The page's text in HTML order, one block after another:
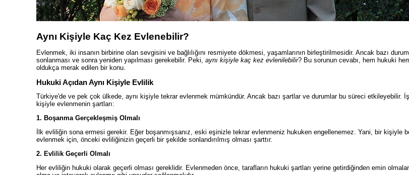
Aynı Kişiyle Kaç Kez Evlenebilir?
Evlenmek, iki insanın birbirine olan sevgisini ve bağlılığını resmiyete dökmesi, yaşamlarının birleştirilmesidir. Ancak bazı
sonlanması ve sonra yeniden yapılması gerekebilir. Peki, aynı kişiyle kaç kez evlenilebilir? Bu sorunun cevabı, hem hukuki
oldukça merak edilen bir konu.
Hukuki Açıdan Aynı Kişiyle Evlilik
Türkiye'de ve pek çok ülkede, aynı kişiyle tekrar evlenmek mümkündür. Ancak bazı şartlar ve durumlar bu süreci etkileyebilir.
kişiyle evlenmenin şartları:
1. Boşanma Gerçekleşmiş Olmalı
İlk evliliğin sona ermesi gerekir. Eğer boşanmışsanız, eski eşinizle tekrar evlenmeniz hukuken engellenemez. Yani, bir kişiyle
evlenmek için, önceki evliliğinizin geçerli bir şekilde sonlandırılmış olması şarttır.
2. Evlilik Geçerli Olmalı
Her evliliğin hukuki olarak geçerli olması gereklidir. Evlenmeden önce, tarafların hukuki şartları yerine getirdiğinden emin